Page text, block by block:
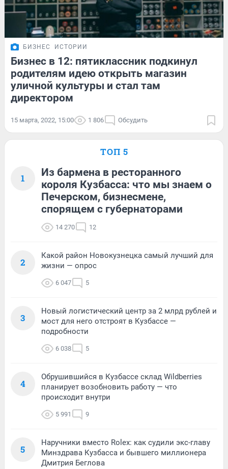
БИЗНЕС ИСТОРИИ
Бизнес в 12: пятиклассник подкинул
родителям идею открыть магазин
уличной культуры и стал там
директором
15 марта, 2022, 15:00 1 806 Обсудить
ТОП 5
1
Из бармена в ресторанного
короля Кузбасса: что мы знаем о
Печерском, бизнесмене,
спорящем с губернаторами
14 270 12
2
Какой район Новокузнецка самый лучший для
жизни — опрос
6 047 5
3
Новый логистический центр за 2 млрд рублей и
мост для него отстроят в Кузбассе —
подробности
6 038 5
4
Обрушившийся в Кузбассе склад Wildberries
планирует возобновить работу — что
происходит внутри
5 991 9
5
Наручники вместо Rolex: как судили экс-главу
Минздрава Кузбасса и бывшего миллионера
Дмитрия Беглова